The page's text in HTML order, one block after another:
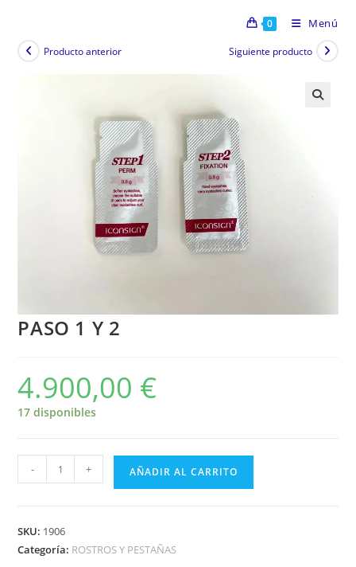
0 Menú
Producto anterior Siguiente producto
PASO 1 Y 2
4.900,00 €
17 disponibles
- + AÑADIR AL CARRITO
SKU: 1906
Categoría: ROSTROS Y PESTAÑAS